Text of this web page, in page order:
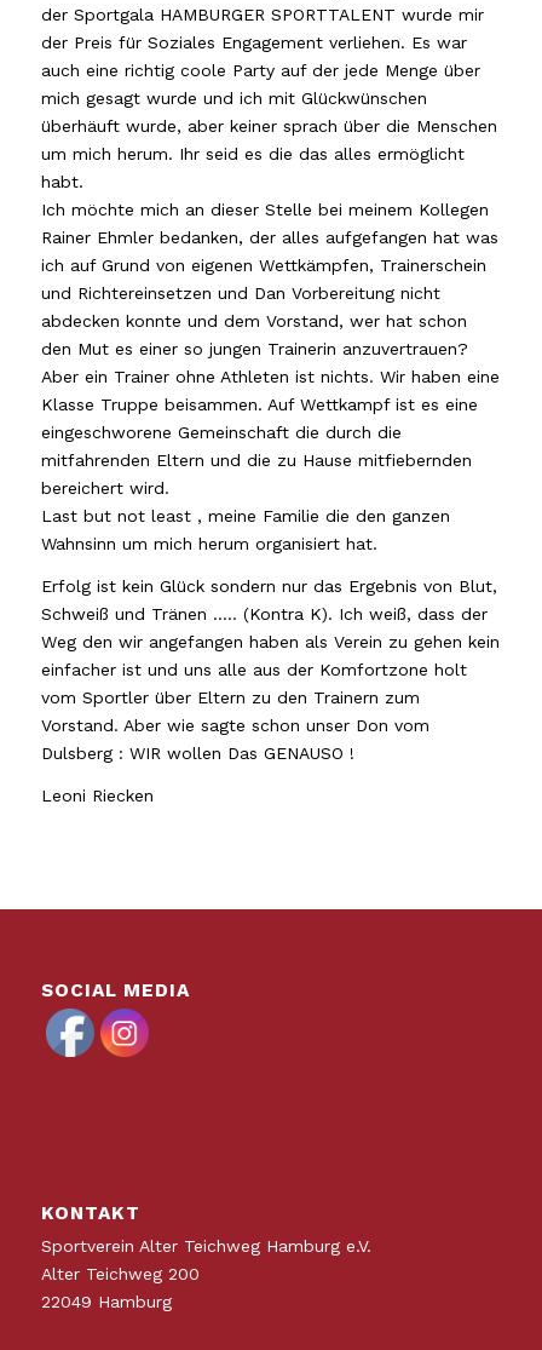
der Sportgala HAMBURGER SPORTTALENT wurde mir
der Preis für Soziales Engagement verliehen. Es war
auch eine richtig coole Party auf der jede Menge über
mich gesagt wurde und ich mit Glückwünschen
überhäuft wurde, aber keiner sprach über die Menschen
um mich herum. Ihr seid es die das alles ermöglicht
habt.
Ich möchte mich an dieser Stelle bei meinem Kollegen
Rainer Ehmler bedanken, der alles aufgefangen hat was
ich auf Grund von eigenen Wettkämpfen, Trainerschein
und Richtereinsetzen und Dan Vorbereitung nicht
abdecken konnte und dem Vorstand, wer hat schon
den Mut es einer so jungen Trainerin anzuvertrauen?
Aber ein Trainer ohne Athleten ist nichts. Wir haben eine
Klasse Truppe beisammen. Auf Wettkampf ist es eine
eingeschworene Gemeinschaft die durch die
mitfahrenden Eltern und die zu Hause mitfiebernden
bereichert wird.
Last but not least , meine Familie die den ganzen
Wahnsinn um mich herum organisiert hat.
Erfolg ist kein Glück sondern nur das Ergebnis von Blut,
Schweiß und Tränen ….. (Kontra K). Ich weiß, dass der
Weg den wir angefangen haben als Verein zu gehen kein
einfacher ist und uns alle aus der Komfortzone holt
vom Sportler über Eltern zu den Trainern zum
Vorstand. Aber wie sagte schon unser Don vom
Dulsberg : WIR wollen Das GENAUSO !
Leoni Riecken
SOCIAL MEDIA
KONTAKT
Sportverein Alter Teichweg Hamburg e.V.
Alter Teichweg 200
22049 Hamburg